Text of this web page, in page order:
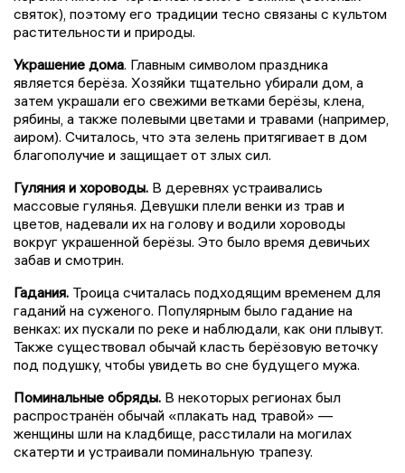
святок), поэтому его традиции тесно связаны с культом
растительности и природы.
Украшение дома. Главным символом праздника
является берёза. Хозяйки тщательно убирали дом, а
затем украшали его свежими ветками берёзы, клена,
рябины, а также полевыми цветами и травами (например,
аиром). Считалось, что эта зелень притягивает в дом
благополучие и защищает от злых сил.
Гуляния и хороводы. В деревнях устраивались
массовые гулянья. Девушки плели венки из трав и
цветов, надевали их на голову и водили хороводы
вокруг украшенной берёзы. Это было время девичьих
забав и смотрин.
Гадания. Троица считалась подходящим временем для
гаданий на суженого. Популярным было гадание на
венках: их пускали по реке и наблюдали, как они плывут.
Также существовал обычай класть берёзовую веточку
под подушку, чтобы увидеть во сне будущего мужа.
Поминальные обряды. В некоторых регионах был
распространён обычай «плакать над травой» —
женщины шли на кладбище, расстилали на могилах
скатерти и устраивали поминальную трапезу.